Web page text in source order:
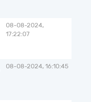
08-08-2024,
17:22:07
08-08-2024, 16:10:45